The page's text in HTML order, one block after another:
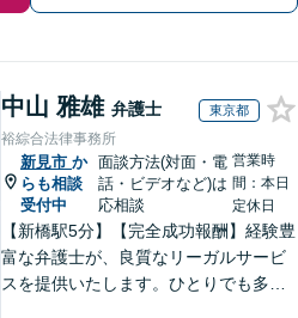
中山 雅雄 弁護士 東京都
裕綜合法律事務所
新見市 か
らも相談
受付中
面談方法(対面・電
話・ビデオなど)は
応相談
営業時
間：本日
定休日
【新橋駅5分】【完全成功報酬】経験豊
富な弁護士が、良質なリーガルサービ
スを提供いたします。ひとりでも多く